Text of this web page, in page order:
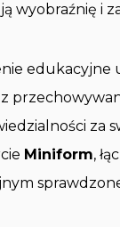
wyobraźnię i
edukacyjne
za
Miniform,